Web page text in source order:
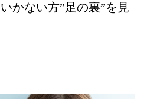
かない方”足の裏”を見